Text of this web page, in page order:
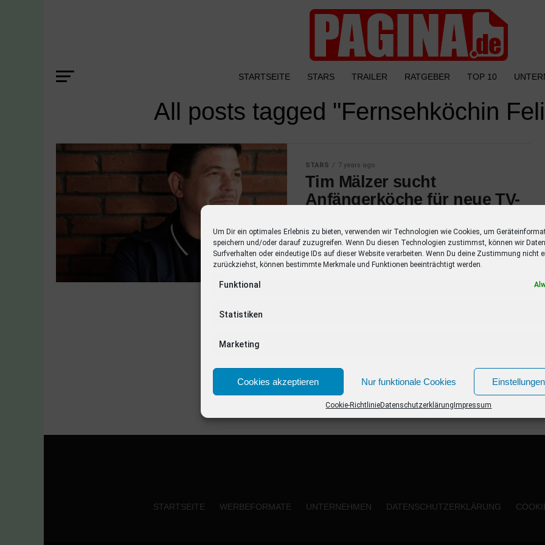
Um Dir ein optimales Erlebnis zu bieten, verwenden wir Technologien wie Cookies, um
speichern und/oder darauf zuzugreifen. Wenn Du diesen Technologien zustimmst, können wir
Surfverhalten oder eindeutige IDs auf dieser Website verarbeiten. Wenn Du deine Zustimmung nicht
zurückziehst, können bestimmte Merkmale und Funktionen beeinträchtigt werden.
Funktional
Statistiken
Marketing
Cookies akzeptieren Nur funktionale Cookies
Cookie-RichtlinieDatenschutzerklärung Impressum
STARTSEITE STARS TRAILER RATGEBER TOP 10
All posts tagged "Fernsehköchin
STARS 7 years ago
Tim Mälzer sucht
Anfängerköche für neue TV-
AIDA sucht gemeinsam mit Gourmetpaten Tim
Mälzer Kochneulinge, die im Rahmen einer
TV Produktion von ihm in die Geheimnisse
STARTSEITE WERBEFORMATE UNTERNEHMEN DATENSCHUTZERKLÄRUNG